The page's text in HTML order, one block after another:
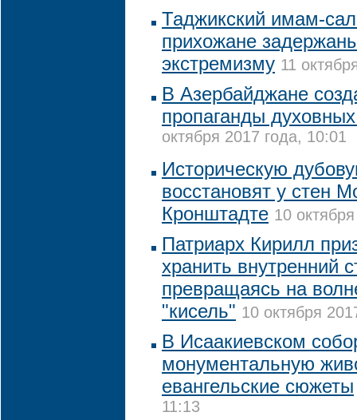
Таджикский имам-
прихожане
экстремизму 11
В Азербайджане
пропаганды
октября 2017 года, 10:01
Историческую
восстановят у стен
Кронштадте 10
Патриарх Кирилл
хранить внутренний
превращаясь на
"кисель" 10 октября
В Исаакиевском
монументальную
евангельские сюжеты
11:13